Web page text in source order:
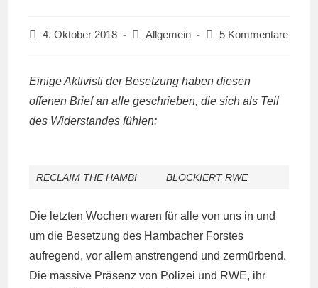
Beitrag
4. Oktober 2018
Beitrags-
Allgemein
Beitrags-
5 Kommentare
Einige Aktivisti der Besetzung haben diesen
offenen Brief an alle geschrieben, die sich als Teil
des Widerstandes fühlen:
RECLAIM THE HAMBI BLOCKIERT RWE
Die letzten Wochen waren für alle von uns in und
um die Besetzung des Hambacher Forstes
aufregend, vor allem anstrengend und zermürbend.
Die massive Präsenz von Polizei und RWE, ihr